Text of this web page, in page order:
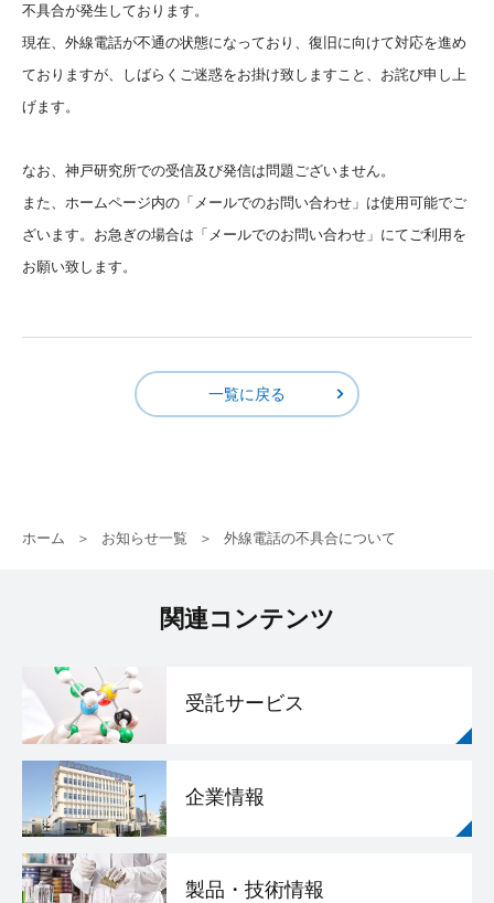
不具合が発生しております。
現在、外線電話が不通の状態になっており、復旧に向けて対応を進め
ておりますが、しばらくご迷惑をお掛け致しますこと、お詫び申し上
げます。
なお、神戸研究所での受信及び発信は問題ございません。
また、ホームページ内の「メールでのお問い合わせ」は使用可能でご
ざいます。お急ぎの場合は「メールでのお問い合わせ」にてご利用を
お願い致します。
一覧に戻る
ホーム お知らせ一覧 外線電話の不具合について
関連コンテンツ
受託サービス
企業情報
製品・技術情報